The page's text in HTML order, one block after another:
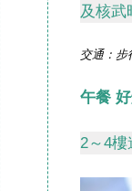
及核武
交通：步
午餐
2～4樓